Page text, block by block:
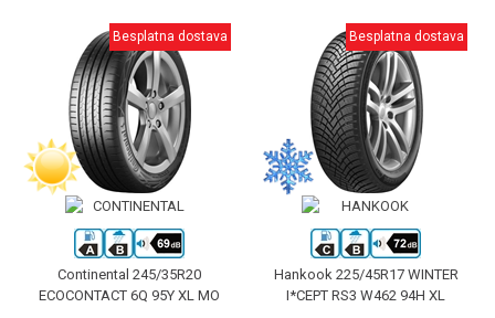
Besplatna dostava
Continental 245/35R20
ECOCONTACT 6Q 95Y XL MO
Besplatna dostava
Hankook 225/45R17 WINTER
I*CEPT RS3 W462 94H XL